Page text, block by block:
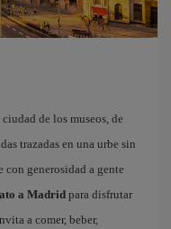
de los museos, de
trazadas en una urbe sin
generosidad a gente
a Madrid para disfrutar
a comer, beber,